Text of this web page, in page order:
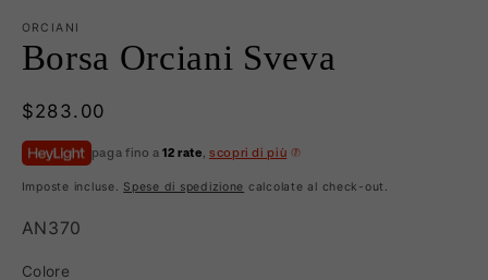
ORCIANI
Borsa Orciani Sveva
Prezzo
di
listino
$283.00
paga fino a12 rate scopri di più
Imposte incluse. Spese di spedizione calcolate al check-out.
SKU:
AN370
Colore